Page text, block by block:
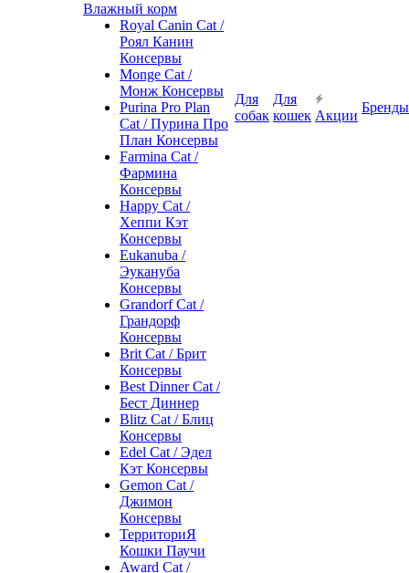
Влажный корм
Royal Canin Cat /
Роял Канин
Консервы
Monge Cat /
Монж Консервы
Purina Pro Plan
Cat / Пурина Про
План Консервы
Farmina Cat /
Фармина
Консервы
Happy Cat /
Хеппи Кэт
Консервы
Eukanuba /
Эукануба
Консервы
Grandorf Cat /
Грандорф
Консервы
Brit Cat / Брит
Консервы
Best Dinner Cat /
Бест Диннер
Blitz Cat / Блиц
Консервы
Edel Cat / Эдел
Кэт Консервы
Gemon Cat /
Джимон
Консервы
ТерриториЯ
Кошки Паучи
Award Cat /
Для
собак
Для
кошек Акции
Бренды